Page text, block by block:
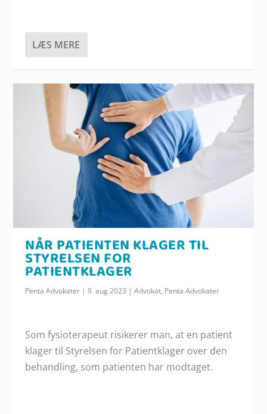
LÆS MERE
NÅR PATIENTEN KLAGER TIL
STYRELSEN FOR
PATIENTKLAGER
Penta Advokater |9. aug 2023 |Advokat, Penta Advokater
Som fysioterapeut risikerer man, at en patient
klager til Styrelsen for Patientklager over den
behandling, som patienten har modtaget.